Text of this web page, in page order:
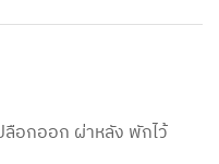
ลือกออก ผ่าหลัง พักไว้